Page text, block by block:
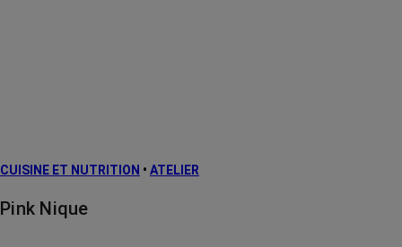
CUISINE ET NUTRITION • ATELIER
Pink Nique